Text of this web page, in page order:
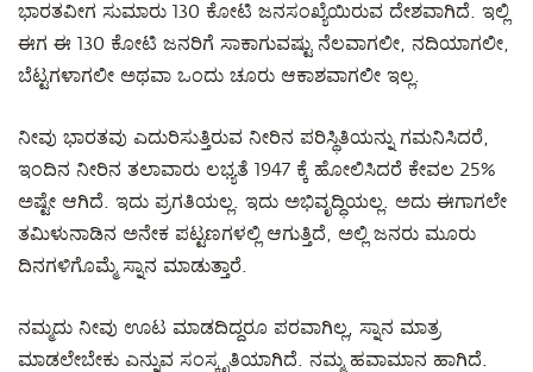
ಭಾರತವೀಗ ಸುಮಾರು 130 ಕೋಟಿ ಜನಸಂಖ್ಯೆಯಿರುವ ದೇಶವಾಗಿದೆ. ಇಲ್ಲಿ
ಈಗ ಈ 130 ಕೋಟಿ ಜನರಿಗೆ ಸಾಕಾಗುವಷ್ಟು ನೆಲವಾಗಲೀ, ನದಿಯಾಗಲೀ,
ಬೆಟ್ಟಗಳಾಗಲೀ ಅಥವಾ ಒಂದು ಚೂರು ಆಕಾಶವಾಗಲೀ ಇಲ್ಲ.
ನೀವು ಭಾರತವು ಎದುರಿಸುತ್ತಿರುವ ನೀರಿನ ಪರಿಸ್ಥಿತಿಯನ್ನು ಗಮನಿಸಿದರೆ,
ಇಂದಿನ ನೀರಿನ ತಲಾವಾರು ಲಭ್ಯತೆ 1947 ಕ್ಕೆ ಹೋಲಿಸಿದರೆ ಕೇವಲ 25%
ಅಷ್ಟೇ ಆಗಿದೆ. ಇದು ಪ್ರಗತಿಯಲ್ಲ. ಇದು ಅಭಿವೃದ್ಧಿಯಲ್ಲ. ಅದು ಈಗಾಗಲೇ
ತಮಿಳುನಾಡಿನ ಅನೇಕ ಪಟ್ಟಣಗಳಲ್ಲಿ ಆಗುತ್ತಿದೆ, ಅಲ್ಲಿ ಜನರು ಮೂರು
ದಿನಗಳಿಗೊಮ್ಮೆ ಸ್ನಾನ ಮಾಡುತ್ತಾರೆ.
ನಮ್ಮದು ನೀವು ಊಟ ಮಾಡದಿದ್ದರೂ ಪರವಾಗಿಲ್ಲ, ಸ್ನಾನ ಮಾತ್ರ
ಮಾಡಲೇಬೇಕು ಎನ್ನುವ ಸಂಸ್ಕೃತಿಯಾಗಿದೆ. ನಮ್ಮ ಹವಾಮಾನ ಹಾಗಿದೆ.